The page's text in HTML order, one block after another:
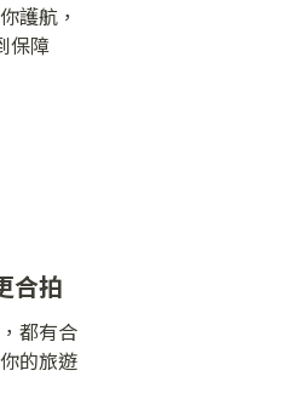
護航，
保障
合拍
都有合
的旅遊